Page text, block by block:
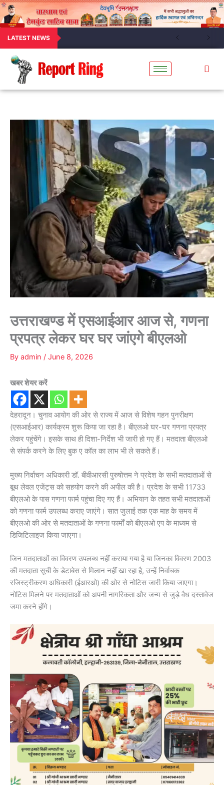
LATEST NEWS
उत्तराखण्ड में एसआईआर आज से, गणना
प्रपत्र लेकर घर घर जांएगे बीएलओ
By admin / June 8, 2026
खबर शेयर करें
देहरादून। चुनाव आयोग की ओर से राज्य में आज से विशेष गहन पुनरीक्षण
(एसआईआर) कार्यक्रम शुरू किया जा रहा है। बीएलओ घर-घर गणना प्रपत्र
लेकर पहुंचेंगे। इसके साथ ही दिशा-निर्देश भी जारी हो गए हैं। मतदाता बीएलओ
से संपर्क करने के लिए बुक ए कॉल का लाभ भी ले सकते हैं।
मुख्य निर्वाचन अधिकारी डॉ. बीवीआरसी पुरुषोत्तम ने प्रदेश के सभी मतदाताओं से
बूथ लेवल एजेंट्स को सहयोग करने की अपील की है। प्रदेश के सभी 11733
बीएलओ के पास गणना फार्म पहुंचा दिए गए हैं। अभियान के तहत सभी मतदाताओं
को गणना फार्म उपलब्ध कराए जाएंगे। सात जुलाई तक एक माह के समय में
बीएलओ की ओर से मतदाताओं के गणना फार्मों को बीएलओ एप के माध्यम से
डिजिटिलाइज किया जाएगा।
जिन मतदाताओं का विवरण उपलब्ध नहीं कराया गया है या जिनका विवरण 2003
की मतदाता सूची के डेटाबेस से मिलान नहीं खा रहा है, उन्हें निर्वाचक
रजिस्ट्रीकरण अधिकारी (ईआरओ) की ओर से नोटिस जारी किया जाएगा।
नोटिस मिलने पर मतदाताओं को अपनी नागरिकता और जन्म से जुड़े वैध दस्तावेज
जमा करने होंगे।